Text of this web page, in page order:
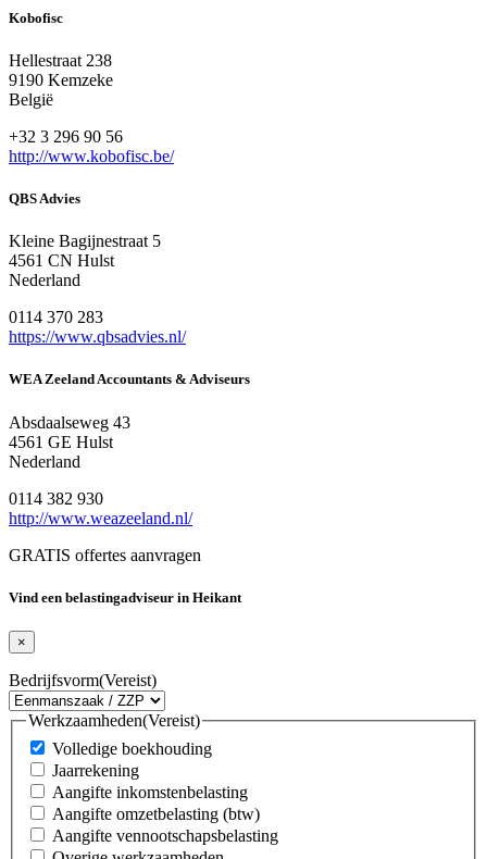
Kobofisc
Hellestraat 238
9190 Kemzeke
België
+32 3 296 90 56
http://www.kobofisc.be/
QBS Advies
Kleine Bagijnestraat 5
4561 CN Hulst
Nederland
0114 370 283
https://www.qbsadvies.nl/
WEA Zeeland Accountants & Adviseurs
Absdaalseweg 43
4561 GE Hulst
Nederland
0114 382 930
http://www.weazeeland.nl/
GRATIS offertes aanvragen
Vind een belastingadviseur in Heikant
×
Bedrijfsvorm(Vereist)
Werkzaamheden(Vereist)
Volledige boekhouding
Jaarrekening
Aangifte inkomstenbelasting
Aangifte omzetbelasting (btw)
Aangifte vennootschapsbelasting